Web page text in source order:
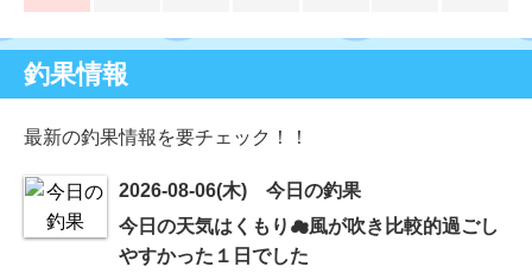
釣果情報
最新の釣果情報を要チェック！！
2026-08-06(木) 今日の釣果
今日の天気はくもり☁風が吹き比較的過ごし
やすかった１日でした